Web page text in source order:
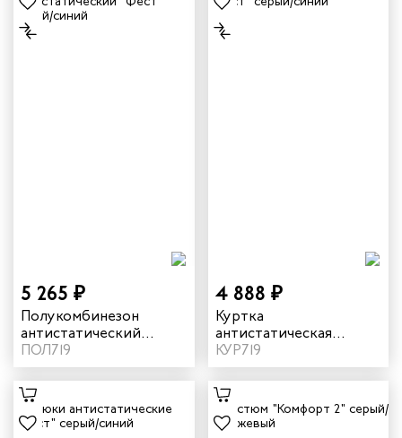
5 265 ₽
Полукомбинезон
антистатический
летний "Фест" цвет
серый/синий
ПОЛ719
4 888 ₽
Куртка
антистатическая
летняя мужская "Фест"
цвет серый/синий
КУР719